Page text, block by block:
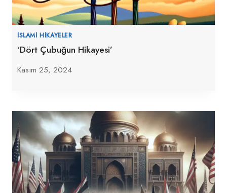
İSLAMI HIKAYELER
‘Dört Çubuğun Hikayesi’
Kasım 25, 2024